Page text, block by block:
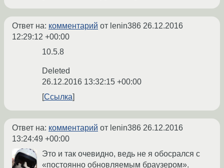
Ответ на: комментарий от lenin386 26.12.2016
12:29:12 +00:00
10.5.8
Deleted
26.12.2016 13:32:15 +00:00
Ссылка
Ответ на: комментарий от lenin386 26.12.2016
13:24:49 +00:00
Это и так очевидно, ведь не я обосрался с
«постоянно обновляемым браузером».